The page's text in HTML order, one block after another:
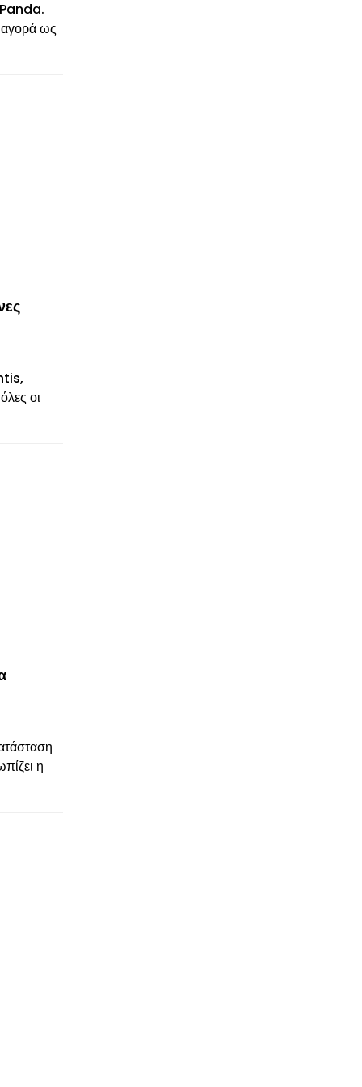
ως
© enkinisi.gr
οι
© enkinisi.gr
η